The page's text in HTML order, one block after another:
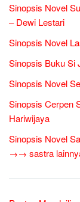
Sinopsis Novel
– Dewi Lestari
Sinopsis Novel
Sinopsis Buku Si
Sinopsis Novel
Sinopsis Cerpen
Hariwijaya
Sinopsis Novel
→→ sastra